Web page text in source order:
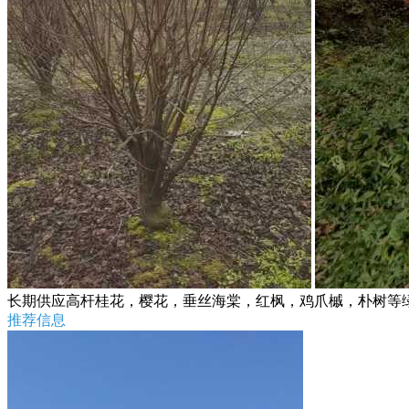
长期供应高杆桂花，樱花，垂丝海棠，红枫，鸡爪槭，朴树等
推荐信息